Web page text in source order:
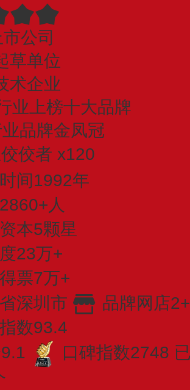
公司
草单位
术企业
业上榜十大品牌
品牌金凤冠
佼者 x120
间1992年
人
本5颗星
23万+
票7万+
深圳市
品牌网店2+
数93.4
口碑指数2748